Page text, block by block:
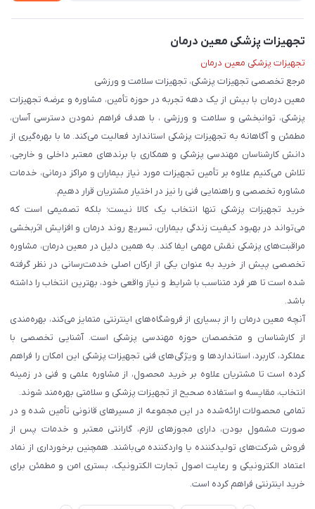
تجهیزات پزشکی معین درمان
تجهیزات پزشکی معین درمان
مرجع تخصصی تجهیزات پزشکی، تجهیزات سلامت و ورزشی
معین درمان با بیش از یک دهه تجربه در حوزه تأمین، مشاوره و عرضه تجهیزات
پزشکی، توانبخشی و سلامت و ورزشی ، با هدف فراهم نمودن دسترسی آسان،
مطمئن و آگاهانه به تجهیزات پزشکی استاندارد فعالیت می‌کند. ما با بهره‌گیری از
دانش کارشناسان مهندسی پزشکی و همکاری با برندهای معتبر داخلی و خارجی،
تلاش می‌کنیم علاوه بر تأمین تجهیزات مورد نیاز بیماران و مراکز درمانی، خدمات
مشاوره تخصصی و راهنمایی فنی را نیز در اختیار مشتریان قرار دهیم.
خرید تجهیزات پزشکی تنها انتخاب یک کالا نیست؛ بلکه تصمیمی است که
می‌تواند در بهبود کیفیت زندگی بیماران، تسریع روند درمان و افزایش اثربخشی
مراقبت‌های پزشکی نقش مهمی ایفا کند. به همین دلیل در معین درمان، مشاوره
تخصصی پیش از خرید به عنوان یکی از ارکان اصلی خدمت‌رسانی در نظر گرفته
شده است تا هر فرد متناسب با شرایط و نیاز واقعی خود، بهترین انتخاب را داشته
باشد.
آنچه معین درمان را از بسیاری از فروشگاه‌های اینترنتی متمایز می‌کند، بهره‌مندی
از کارشناسان و متخصصان حوزه مهندسی پزشکی است. آشنایی تخصصی با
عملکرد، کاربرد، استانداردها و ویژگی‌های فنی تجهیزات پزشکی این امکان را فراهم
کرده است تا مشتریان علاوه بر خرید محصول، از مشاوره علمی و فنی در زمینه
انتخاب، مقایسه و استفاده صحیح از تجهیزات پزشکی و سلامتی بهره‌مند شوند.
تمامی محصولات ارائه‌شده در این مجموعه از مسیرهای قانونی تأمین شده و در
صورت مشمول بودن، دارای مجوزهای لازم، گارانتی معتبر و خدمات پس از
فروش شرکت‌های تولیدکننده یا واردکننده می‌باشند. همچنین برخورداری از نماد
اعتماد الکترونیکی و رعایت اصول تجارت الکترونیک، بستری امن و مطمئن برای
خرید اینترنتی فراهم کرده است.